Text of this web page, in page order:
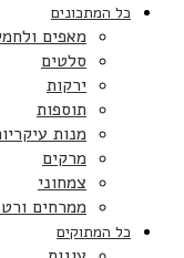
כל המתכונים
מאפים
סלטים
ירקות
תוספות
מנות
מרקים
צמחוני
ממרחים
כל המתוקים